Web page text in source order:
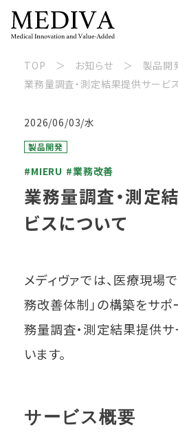
TOP お知らせ
製品開
業務量調査・測定結果提供サービ
2026/06/03/水
製品開発
#MIERU #業務改善
業務量調査・測定
ビスについて
メディヴァでは、医療現場
務改善体制」の構築をサポ
務量調査・測定結果提供サ
います。
サービス概要